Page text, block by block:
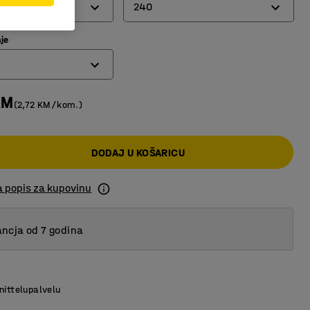
240
(2,72 KM/kom.)
DODAJ U KOŠARICU
popis za kupovinu
od 7 godina